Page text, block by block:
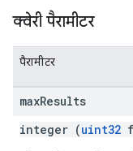
क्वेरी पैरामीटर
पैरामीटर
maxResults
integer (uint32